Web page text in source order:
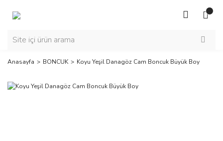
Anasayfa BONCUK Koyu Yeşil Danagöz Cam Boncuk Büyük Boy